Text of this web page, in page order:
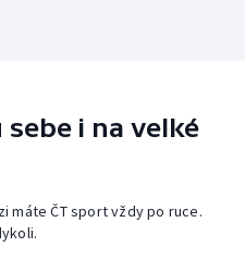
i na velké
máte ČT sport vždy po ruce.